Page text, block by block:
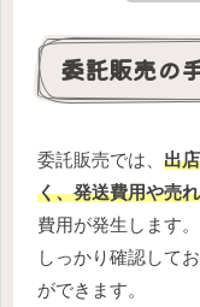
委託販売の
委託販売では、 出
く、発送費用や売
費用が発生します
しっかり確認して
ができます。